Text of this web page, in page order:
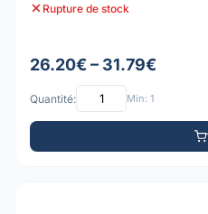
Rupture de stock
26.20€ – 31.79€
Quantité: Min: 1